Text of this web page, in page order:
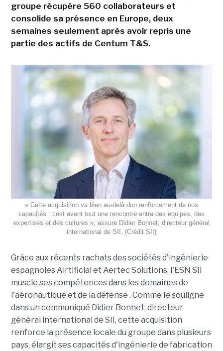
groupe récupère 560 collaborateurs et
consolide sa présence en Europe, deux
semaines seulement après avoir repris une
partie des actifs de Centum T&S.
« Cette acquisition va bien au-delà dun renforcement de nos
capacités : cest avant tout une rencontre entre des équipes, des
expertises et des cultures », assure Didier Bonnet, directeur général
international de SII. (Crédit SII)
Grâce aux récents rachats des sociétés d'ingénierie
espagnoles Airtificial et Aertec Solutions, l'ESN SII
muscle ses compétences dans les domaines de
l'aéronautique et de la défense . Comme le souligne
dans un communiqué Didier Bonnet, directeur
général international de SII, cette acquisition
renforce la présence locale du groupe dans plusieurs
pays, élargit ses capacités d'ingénierie de fabrication